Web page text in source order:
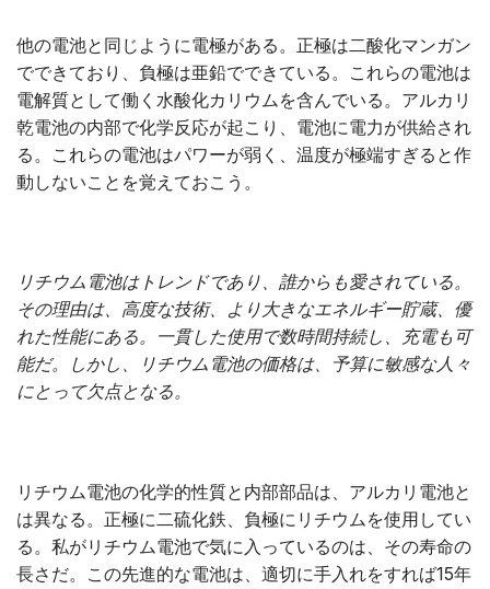
他の電池と同じように電極がある。正極は二酸化マンガン
でできており、負極は亜鉛でできている。これらの電池は
電解質として働く水酸化カリウムを含んでいる。アルカリ
乾電池の内部で化学反応が起こり、電池に電力が供給され
る。これらの電池はパワーが弱く、温度が極端すぎると作
動しないことを覚えておこう。
リチウム電池はトレンドであり、誰からも愛されている。
その理由は、高度な技術、より大きなエネルギー貯蔵、優
れた性能にある。一貫した使用で数時間持続し、充電も可
能だ。しかし、リチウム電池の価格は、予算に敏感な人々
にとって欠点となる。
リチウム電池の化学的性質と内部部品は、アルカリ電池と
は異なる。正極に二硫化鉄、負極にリチウムを使用してい
る。私がリチウム電池で気に入っているのは、その寿命の
長さだ。この先進的な電池は、適切に手入れをすれば15年